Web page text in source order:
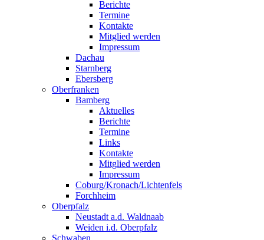
Berichte
Termine
Kontakte
Mitglied werden
Impressum
Dachau
Starnberg
Ebersberg
Oberfranken
Bamberg
Aktuelles
Berichte
Termine
Links
Kontakte
Mitglied werden
Impressum
Coburg/Kronach/Lichtenfels
Forchheim
Oberpfalz
Neustadt a.d. Waldnaab
Weiden i.d. Oberpfalz
Schwaben